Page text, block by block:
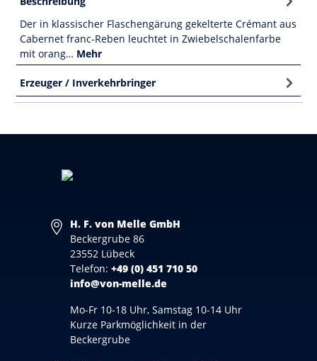
Der in klassischer Flaschengärung gekelterte Crémant aus
Cabernet franc-Reben leuchtet in Zwiebelschalenfarbe
mit orang… Mehr
Erzeuger / Inverkehrbringer
H. F. von Melle GmbH
Beckergrube 86
23552 Lübeck
Telefon: +49 (0) 451 710 50
info@von-melle.de
Mo-Fr 10-18 Uhr, Samstag 10-14 Uhr
Kurze Parkmöglichkeit in der
Beckergrube